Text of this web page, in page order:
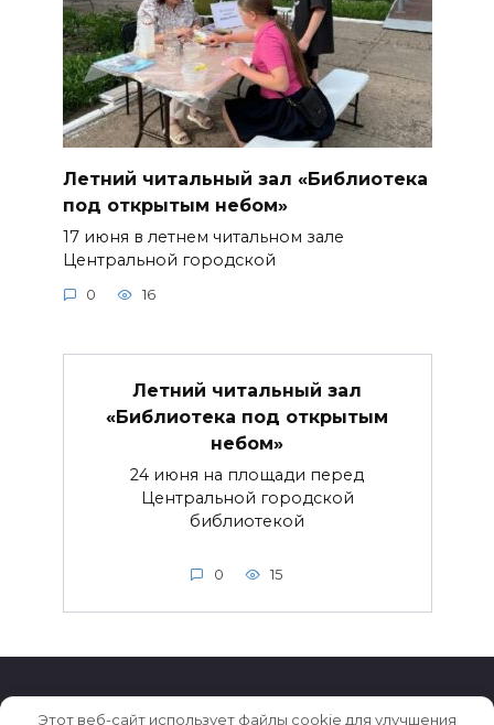
Летний читальный зал «Библиотека
под открытым небом»
17 июня в летнем читальном зале
Центральной городской
0 16
Летний читальный зал
«Библиотека под открытым
небом»
24 июня на площади перед
Центральной городской
библиотекой
0 15
Этот веб-сайт использует файлы cookie для улучшения